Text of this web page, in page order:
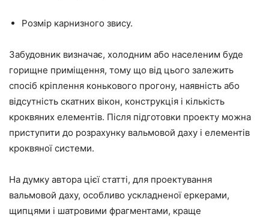
Розмір карнизного звису.
Забудовник визначає, холодним або населеним буде
горищне приміщення, тому що від цього залежить
спосіб кріплення конькового прогону, наявність або
відсутність скатних вікон, конструкція і кількість
кроквяних елементів. Після підготовки проекту можна
приступити до розрахунку вальмовой даху і елементів
кроквяної системи.
На думку автора цієї статті, для проектування
вальмовой даху, особливо ускладненої еркерами,
щипцями і шатровими фрагментами, краще